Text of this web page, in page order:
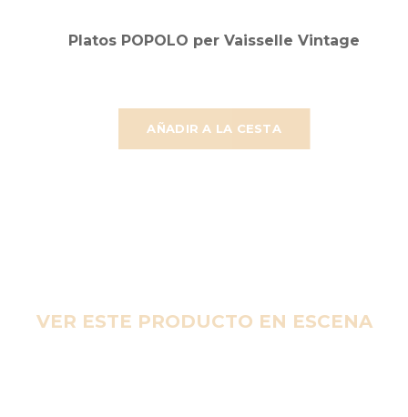
AÑADIR A LA CESTA
Platos POPOLO per Vaisselle Vintage
VER ESTE PRODUCTO EN ESCENA